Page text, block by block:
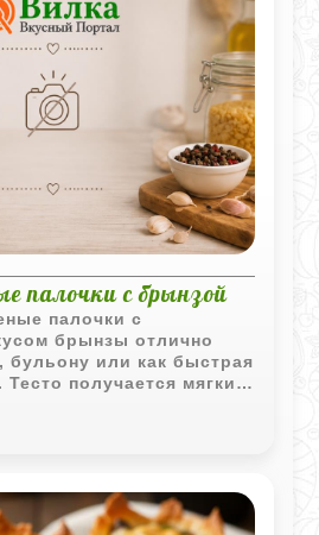
палочки с брынзой
палочки с
брынзы отлично
бульону или как быстрая
Тесто получается мягким
сверху появляется
корочка с крупной